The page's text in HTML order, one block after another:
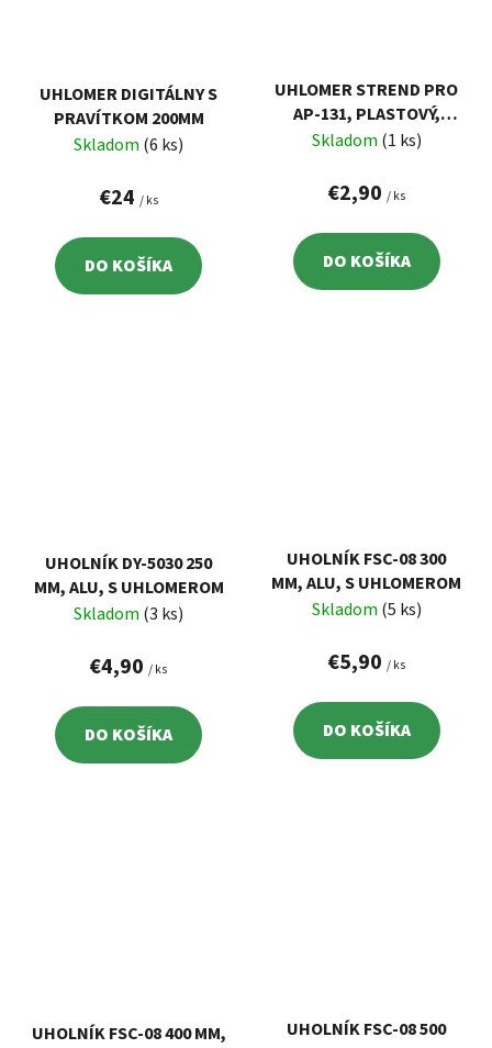
UHLOMER DIGITÁLNY S
PRAVÍTKOM 200MM
Skladom (6 ks)
€24 / ks
DO KOŠÍKA
UHLOMER STREND PRO
AP-131, PLASTOVÝ,
SKLADACÍ
Skladom (1 ks)
€2,90 / ks
DO KOŠÍKA
UHOLNÍK DY-5030 250
MM, ALU, S UHLOMEROM
Skladom (3 ks)
€4,90 / ks
DO KOŠÍKA
UHOLNÍK FSC-08 300
MM, ALU, S UHLOMEROM
Skladom (5 ks)
€5,90 / ks
DO KOŠÍKA
UHOLNÍK FSC-08 400 MM,
UHOLNÍK FSC-08 500